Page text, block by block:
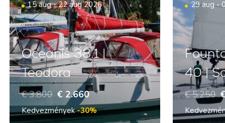
15 aug - 22 aug 2026
Oceanis 38.1 |
Teodora
€ 3.800 € 2.660
Kedvezmények-30%
29 aug -
40 |
€ 5.250